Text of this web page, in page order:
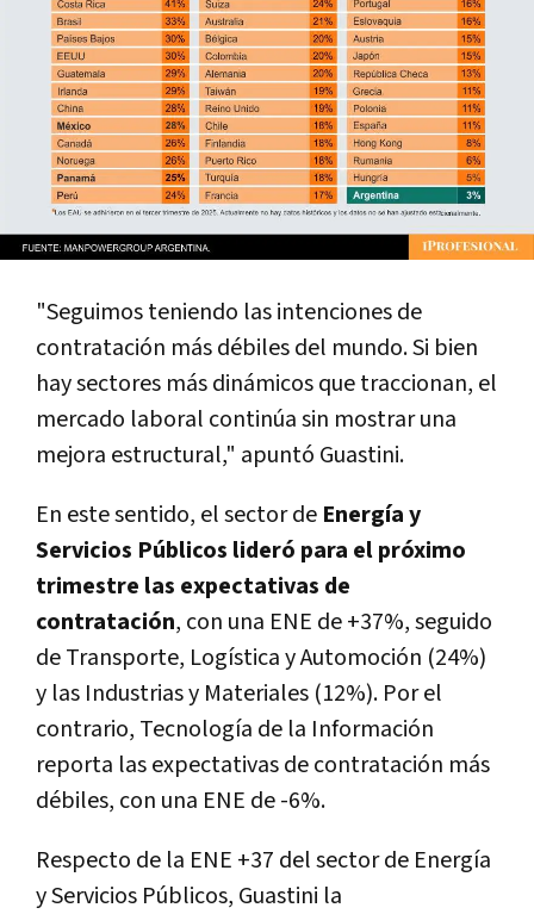
"Seguimos teniendo las intenciones de
contratación más débiles del mundo. Si bien
hay sectores más dinámicos que traccionan, el
mercado laboral continúa sin mostrar una
mejora estructural," apuntó Guastini.
En este sentido, el sector de Energía y
Servicios Públicos lideró para el próximo
trimestre las expectativas de
contratación, con una ENE de +37%, seguido
de Transporte, Logística y Automoción (24%)
y las Industrias y Materiales (12%). Por el
contrario, Tecnología de la Información
reporta las expectativas de contratación más
débiles, con una ENE de -6%.
Respecto de la ENE +37 del sector de Energía
y Servicios Públicos, Guastini la